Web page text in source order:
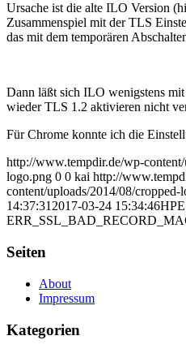
Ursache ist die alte ILO Version
Zusammenspiel mit der TLS
das mit dem temporären
Dann läßt sich ILO wenigstens
wieder TLS 1.2 aktivieren nicht
Für Chrome konnte ich die
http://www.tempdir.de/wp-
logo.png 0 0 kai http://
content/uploads/2014/08/cropped-
14:37:312017-03-24 15:34:46
Seiten
About
Impressum
Kategorien